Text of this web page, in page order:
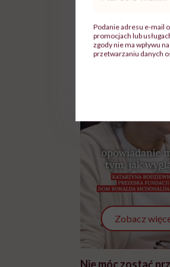
Zobacz
Nie móc zostać
mail*
Podanie adresu e-mail
promocjach lub
zgody nie ma wpływu
przetwarzaniu danych